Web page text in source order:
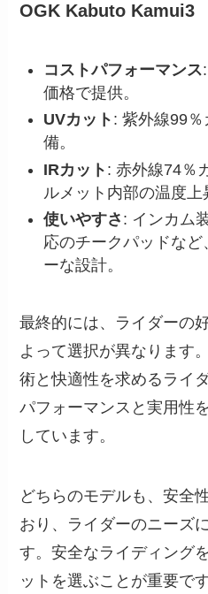
OGK Kabuto Kamui3
コストパフォーマンス
価格で提供。
UVカット : 紫外線99
備。
IRカット : 赤外線74％
ルメット内部の温度上
使いやすさ : インカム
応のチークパッドなど
ーな設計。
最終的には、ライダーの
よって選択が異なります
術と快適性を求めるライ
パフォーマンスと実用性
しています。
どちらのモデルも、安全
おり、ライダーのニーズ
す。安全なライディング
ットを選ぶことが重要で